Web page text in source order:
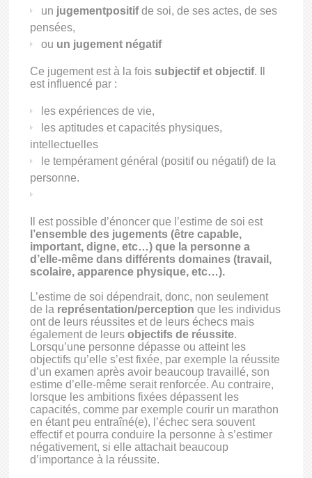
un jugementpositifde soi, de ses actes, de ses
pensées,
ou un jugement négatif
Ce jugement est à la foissubjectif et objectif. Il
est influencé par :
les expériences de vie,
les aptitudes et capacités physiques,
intellectuelles
le tempérament général (positif ou négatif) de la
personne.
Il est possible d’énoncer que l’estime de soi est
l’ensemble des jugements (être capable,
important, digne, etc…) que la personne a
d’elle-même dans différents domaines (travail,
scolaire, apparence physique, etc…).
L’estime de soi dépendrait, donc, non seulement
de la représentation/perception que les individus
ont de leurs réussites et de leurs échecs mais
également de leursobjectifs de réussite.
Lorsqu’une personne dépasse ou atteint les
objectifs qu’elle s’est fixée, par exemple la réussite
d’un examen après avoir beaucoup travaillé, son
estime d’elle-même serait renforcée. Au contraire,
lorsque les ambitions fixées dépassent les
capacités, comme par exemple courir un marathon
en étant peu entraîné(e), l’échec sera souvent
effectif et pourra conduire la personne à s’estimer
négativement, si elle attachait beaucoup
d’importance à la réussite.